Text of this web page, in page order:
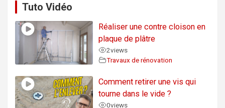
Tuto Vidéo
Réaliser une contre cloison en
plaque de plâtre
2views
Travaux de rénovation
Comment retirer une vis qui
tourne dans le vide ?
0views